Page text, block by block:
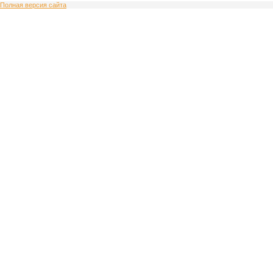
Полная версия сайта